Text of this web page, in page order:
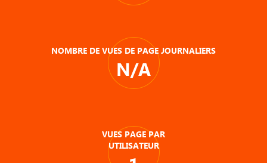
NOMBRE DE VUES DE PAGE JOURNALIERS
N/A
VUES PAGE PAR
UTILISATEUR